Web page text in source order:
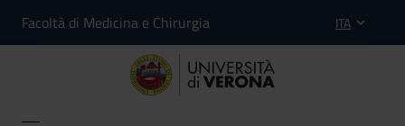
Facoltà di Medicina e Chirurgia ITA